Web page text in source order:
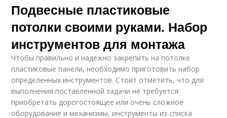
Обрешетка для
панелей
Ванная панель
Панели на
металлический
профиль
Панели из пластика
Подвесные пластиковые
потолки своими руками. Набор
инструментов для монтажа
Чтобы правильно и надежно закрепить на потолке
пластиковые панели, необходимо приготовить набор
определенных инструментов. Стоит отметить, что для
выполнения поставленной задачи не требуется
приобретать дорогостоящее или очень сложное
оборудование и механизмы, инструменты из списка